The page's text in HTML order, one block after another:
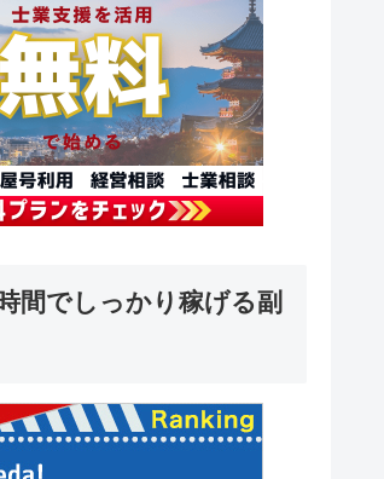
間でしっかり稼げる副